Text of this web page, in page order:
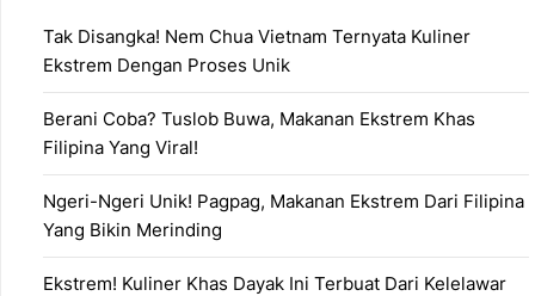
Tak Disangka! Nem Chua Vietnam Ternyata Kuliner
Ekstrem Dengan Proses Unik
Berani Coba? Tuslob Buwa, Makanan Ekstrem Khas
Filipina Yang Viral!
Ngeri-Ngeri Unik! Pagpag, Makanan Ekstrem Dari Filipina
Yang Bikin Merinding
Ekstrem! Kuliner Khas Dayak Ini Terbuat Dari Kelelawar